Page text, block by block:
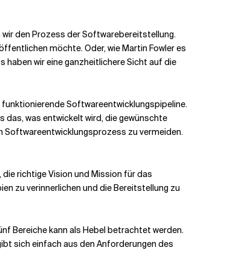
den Prozess der Softwarebereitstellung.
möchte. Oder, wieMartin Fowler es
haben wir eine ganzheitlichere Sicht auf die
funktionierende Softwareentwicklungspipeline.
das, was entwickelt wird, die gewünschte
Softwareentwicklungsprozess zu vermeiden.
richtige Vision und Mission für das
zu verinnerlichen und die Bereitstellung zu
Bereiche kann als Hebel betrachtet werden.
sich einfach aus den Anforderungen des